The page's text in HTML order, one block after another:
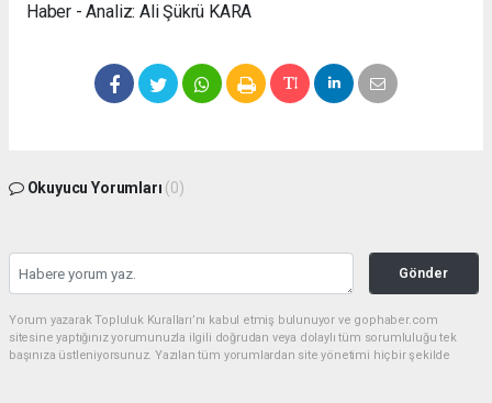
Haber - Analiz: Ali Şükrü KARA
Okuyucu Yorumları (0)
Gönder
Yorum yazarak Topluluk Kuralları’nı kabul etmiş bulunuyor ve gophaber.com
sitesine yaptığınız yorumunuzla ilgili doğrudan veya dolaylı tüm sorumluluğu tek
başınıza üstleniyorsunuz. Yazılan tüm yorumlardan site yönetimi hiçbir şekilde